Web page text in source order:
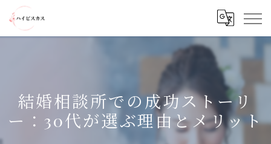
結婚相談所での成功ストーリ
ー：30代が選ぶ理由とメリット